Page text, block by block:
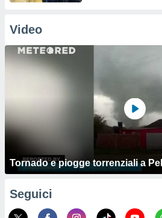
Video
Tornado e piogge torrenziali a
Seguici